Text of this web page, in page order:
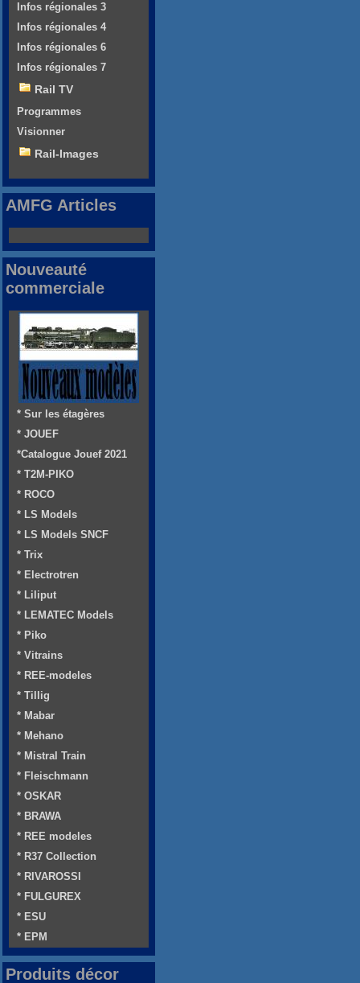
Infos régionales 3
Infos régionales 4
Infos régionales 6
Infos régionales 7
Rail TV
Programmes
Visionner
Rail-Images
AMFG Articles
Nouveauté
commerciale
* Sur les étagères
* JOUEF
*Catalogue Jouef 2021
* T2M-PIKO
* ROCO
* LS Models
* LS Models SNCF
* Trix
* Electrotren
* Liliput
* LEMATEC Models
* Piko
* Vitrains
* REE-modeles
* Tillig
* Mabar
* Mehano
* Mistral Train
* Fleischmann
* OSKAR
* BRAWA
* REE modeles
* R37 Collection
* RIVAROSSI
* FULGUREX
* ESU
* EPM
Produits décor